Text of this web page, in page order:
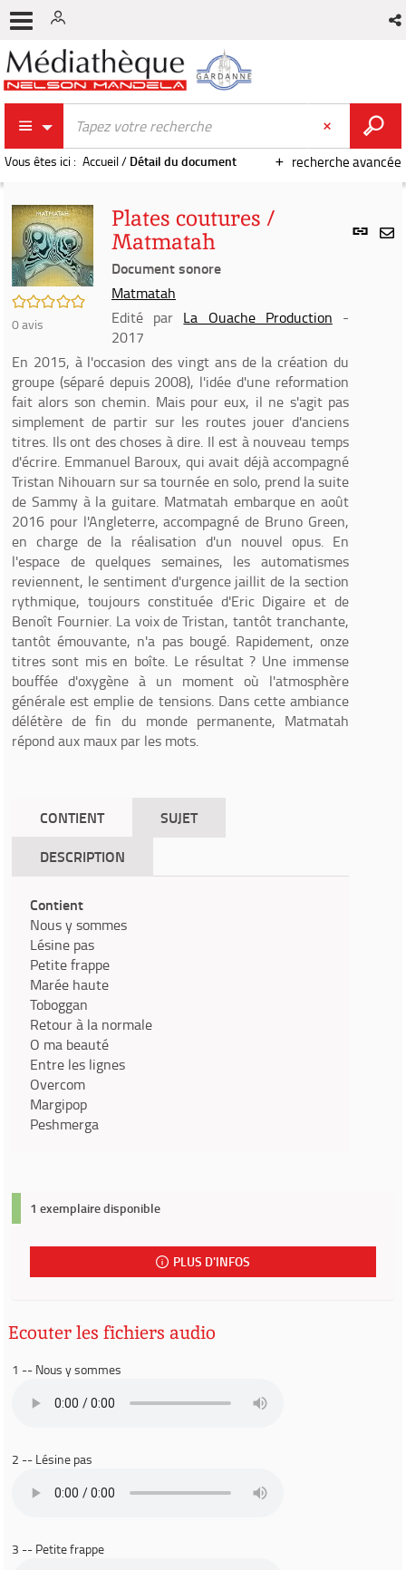
recherche avancée
Vous êtes ici : Accueil/ Détail du document
Lien
/5
0avis
Plates coutures /
Matmatah
Document sonore
Matmatah
Edité par La Ouache Production -
2017
En 2015, à l'occasion des vingt ans de la création du
groupe (séparé depuis 2008), l'idée d'une reformation
fait alors son chemin. Mais pour eux, il ne s'agit pas
simplement de partir sur les routes jouer d'anciens
titres. Ils ont des choses à dire. Il est à nouveau temps
d'écrire. Emmanuel Baroux, qui avait déjà accompagné
Tristan Nihouarn sur sa tournée en solo, prend la suite
de Sammy à la guitare. Matmatah embarque en août
2016 pour l'Angleterre, accompagné de Bruno Green,
en charge de la réalisation d'un nouvel opus. En
l'espace de quelques semaines, les automatismes
reviennent, le sentiment d'urgence jaillit de la section
rythmique, toujours constituée d'Eric Digaire et de
Benoît Fournier. La voix de Tristan, tantôt tranchante,
tantôt émouvante, n'a pas bougé. Rapidement, onze
titres sont mis en boîte. Le résultat ? Une immense
bouffée d'oxygène à un moment où l'atmosphère
générale est emplie de tensions. Dans cette ambiance
délétère de fin du monde permanente, Matmatah
répond aux maux par les mots.
CONTIENT
SUJET
DESCRIPTION
Contient
Nous y sommes
Lésine pas
Petite frappe
Marée haute
Toboggan
Retour à la normale
O ma beauté
Entre les lignes
Overcom
Margipop
Peshmerga
1 exemplaire disponible
PLUS D'INFOS
Ecouter les fichiers audio
1 -- Nous y sommes
2 -- Lésine pas
3 -- Petite frappe